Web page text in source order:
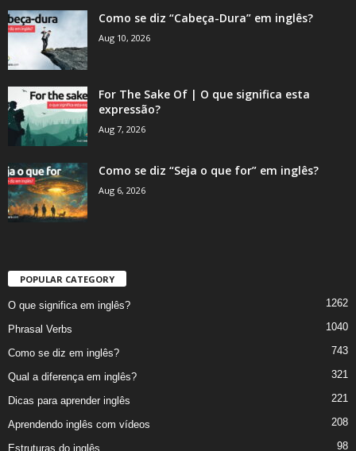
Como se diz “Cabeça-Dura” em inglês?
Aug 10, 2026
For The Sake Of | O que significa esta
expressão?
Aug 7, 2026
Como se diz “Seja o que for” em inglês?
Aug 6, 2026
POPULAR CATEGORY
O que significa em inglês? 1262
Phrasal Verbs 1040
Como se diz em inglês? 743
Qual a diferença em inglês? 321
Dicas para aprender inglês 221
Aprendendo inglês com vídeos 208
Estruturas do inglês 98